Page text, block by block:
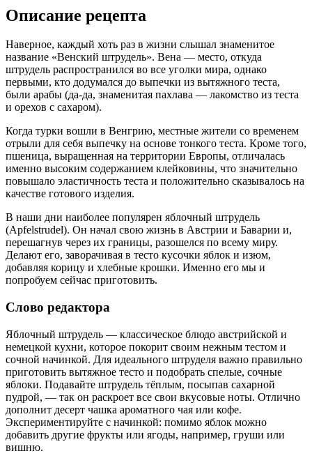
Описание рецепта
Наверное, каждый хоть раз в жизни слышал знаменитое
название «Венский штрудель». Вена — место, откуда
штрудель распространился во все уголки мира, однако
первыми, кто додумался до выпечки из вытяжного теста,
были арабы (да-да, знаменитая пахлава — лакомство из теста
и орехов с сахаром).
Когда турки вошли в Венгрию, местные жители со временем
отрыли для себя выпечку на основе тонкого теста. Кроме того,
пшеница, выращенная на территории Европы, отличалась
именно высоким содержанием клейковины, что значительно
повышало эластичность теста и положительно сказывалось на
качестве готового изделия.
В наши дни наиболее популярен яблочный штрудель
(Apfelstrudel). Он начал свою жизнь в Австрии и Баварии и,
перешагнув через их границы, разошелся по всему миру.
Делают его, заворачивая в тесто кусочки яблок и изюм,
добавляя корицу и хлебные крошки. Именно его мы и
попробуем сейчас приготовить.
Слово редактора
Яблочный штрудель — классическое блюдо австрийской и
немецкой кухни, которое покорит своим нежным тестом и
сочной начинкой. Для идеального штруделя важно правильно
приготовить вытяжное тесто и подобрать спелые, сочные
яблоки. Подавайте штрудель тёплым, посыпав сахарной
пудрой, — так он раскроет все свои вкусовые ноты. Отлично
дополнит десерт чашка ароматного чая или кофе.
Экспериментируйте с начинкой: помимо яблок можно
добавить другие фрукты или ягоды, например, груши или
вишню.